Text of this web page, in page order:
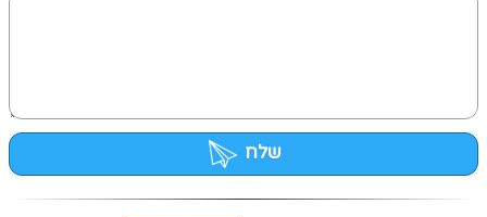
שלח